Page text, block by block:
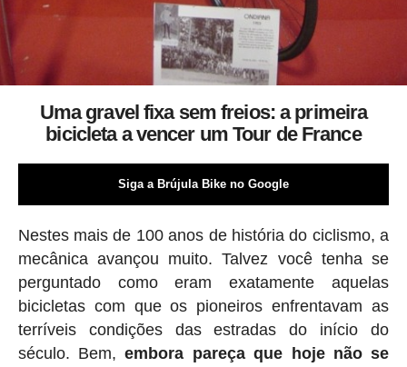
Uma gravel fixa sem freios: a primeira
bicicleta a vencer um Tour de France
Siga a Brújula Bike no Google
Nestes mais de 100 anos de história do ciclismo, a
mecânica avançou muito. Talvez você tenha se
perguntado como eram exatamente aquelas
bicicletas com que os pioneiros enfrentavam as
terríveis condições das estradas do início do
século. Bem,embora pareça que hoje não se